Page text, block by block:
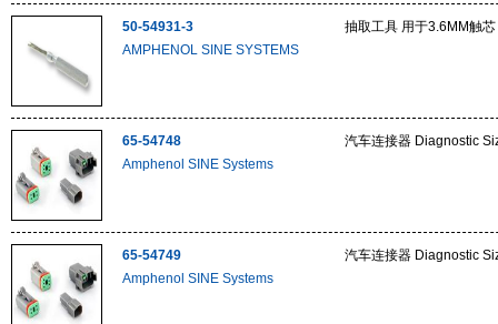
50-54931-3
AMPHENOL SINE SYSTEMS
抽取工具 用于3.6MM触芯
65-54748
Amphenol SINE Systems
汽车连接器 Diagnostic
65-54749
Amphenol SINE Systems
汽车连接器 Diagnostic